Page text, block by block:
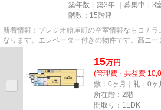
築年数：築3年 ｜募集中： 3
階数：15階建
新着情報：プレジオ鎗屋町の空室情報ならコチ
なります。エレベーター付きの物件です。高ニ
15万円
(管理費・共益費
敷：0ヶ月｜礼：0ヶ
所在階：2階
間取り：1LDK